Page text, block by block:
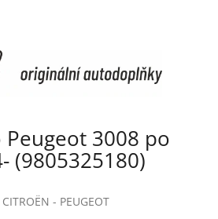
3008 po
(9805325180)
- PEUGEOT